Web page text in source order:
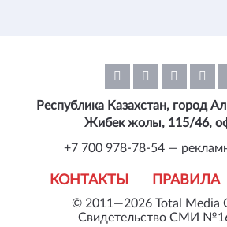
© 2011—2026 Total Media
Свидетельство СМИ
КОНТАКТЫ ПРАВИЛА
Республика Казахстан, город
Жибек жолы, 115/46,
+7 700 978-78-54 —